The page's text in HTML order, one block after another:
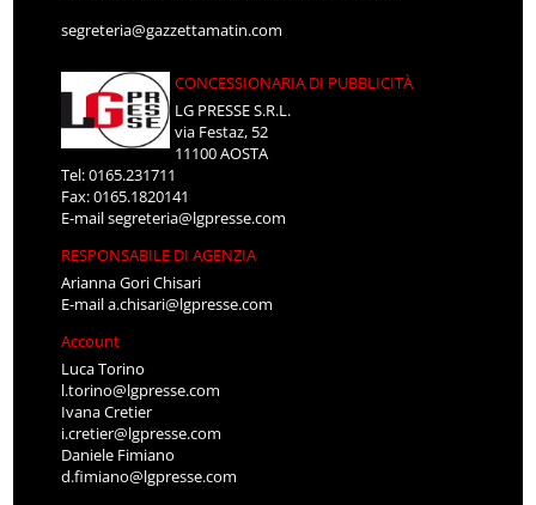
segreteria@gazzettamatin.com
CONCESSIONARIA DI PUBBLICITÀ
LG PRESSE S.R.L.
via Festaz, 52
11100 AOSTA
Tel: 0165.231711
Fax: 0165.1820141
E-mailsegreteria@lgpresse.com
RESPONSABILE DI AGENZIA
Arianna Gori Chisari
E-maila.chisari@lgpresse.com
Account
Luca Torino
l.torino@lgpresse.com
Ivana Cretier
i.cretier@lgpresse.com
Daniele Fimiano
d.fimiano@lgpresse.com